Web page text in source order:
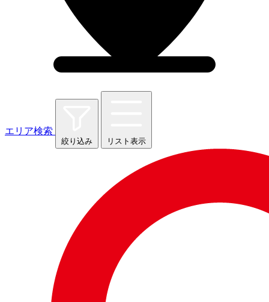
エリア検索
絞り込み リスト表示